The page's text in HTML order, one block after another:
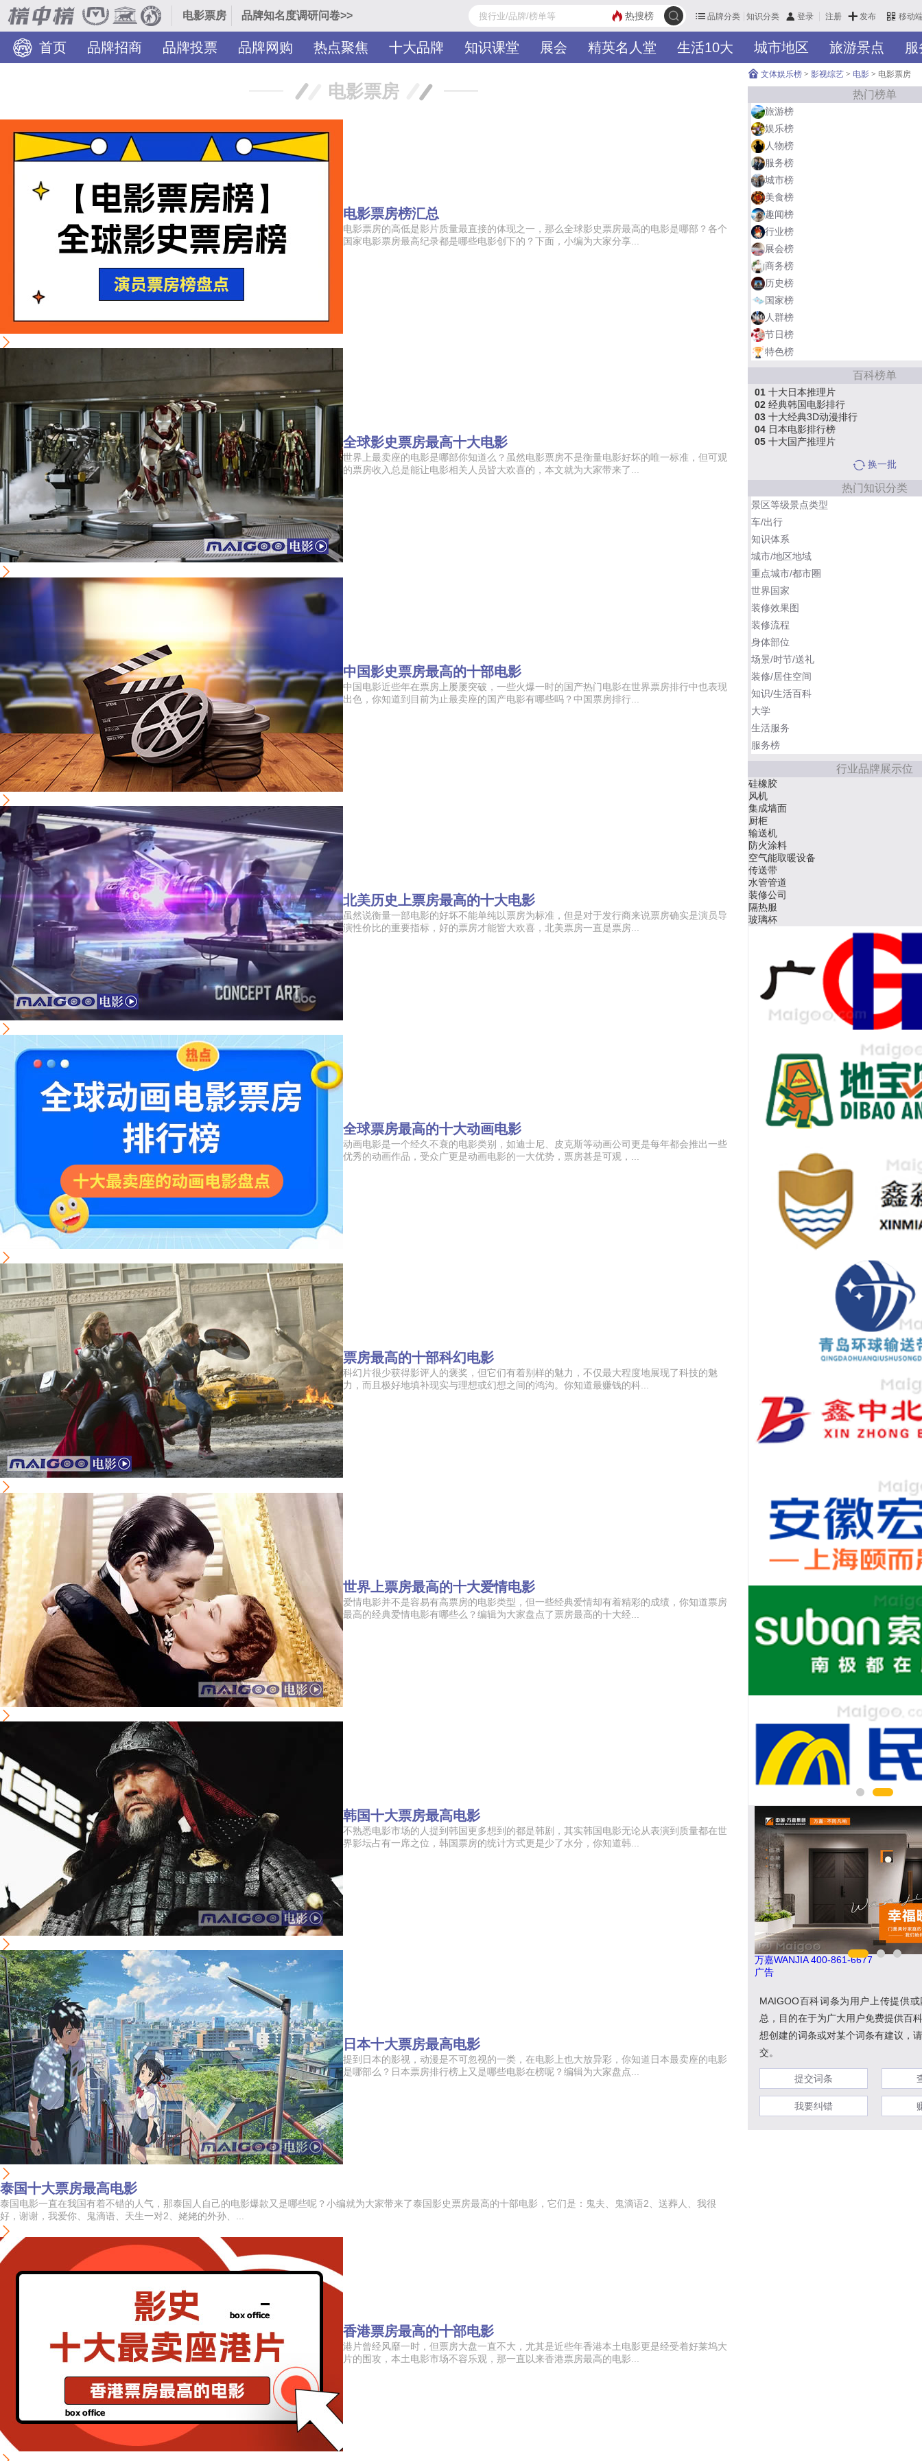
电影票房 品牌知名度调研问卷>> 品牌分类 知识分类 登录 注册 发布 移动
热搜榜
首页 品牌招商 品牌投票 品牌网购 热点聚焦 十大品牌 知识课堂 展会 精英名人堂 生活10大 城市地区 旅游景点
电影票房
电影票房榜汇总
电影票房的高低是影片质量最直接的体现之一，那么全球影史票房最高的电影是哪部？各个
国家电影票房最高纪录都是哪些电影创下的？下面，小编为大家分享...
全球影史票房最高十大电影
世界上最卖座的电影是哪部你知道么？虽然电影票房不是衡量电影好坏的唯一标准，但可观
的票房收入总是能让电影相关人员皆大欢喜的，本文就为大家带来了...
中国影史票房最高的十部电影
中国电影近些年在票房上屡屡突破，一些火爆一时的国产热门电影在世界票房排行中也表现
出色，你知道到目前为止最卖座的国产电影有哪些吗？中国票房排行...
北美历史上票房最高的十大电影
虽然说衡量一部电影的好坏不能单纯以票房为标准，但是对于发行商来说票房确实是演员导
演性价比的重要指标，好的票房才能皆大欢喜，北美票房一直是票房...
全球票房最高的十大动画电影
动画电影是一个经久不衰的电影类别，如迪士尼、皮克斯等动画公司更是每年都会推出一些
优秀的动画作品，受众广更是动画电影的一大优势，票房甚是可观，...
票房最高的十部科幻电影
科幻片很少获得影评人的褒奖，但它们有着别样的魅力，不仅最大程度地展现了科技的魅
力，而且极好地填补现实与理想或幻想之间的鸿沟。你知道最赚钱的科...
世界上票房最高的十大爱情电影
爱情电影并不是容易有高票房的电影类型，但一些经典爱情却有着精彩的成绩，你知道票房
最高的经典爱情电影有哪些么？编辑为大家盘点了票房最高的十大经...
韩国十大票房最高电影
不熟悉电影市场的人提到韩国更多想到的都是韩剧，其实韩国电影无论从表演到质量都在世
界影坛占有一席之位，韩国票房的统计方式更是少了水分，你知道韩...
日本十大票房最高电影
提到日本的影视，动漫是不可忽视的一类，在电影上也大放异彩，你知道日本最卖座的电影
是哪部么？日本票房排行榜上又是哪些电影在榜呢？编辑为大家盘点...
泰国十大票房最高电影
泰国电影一直在我国有着不错的人气，那泰国人自己的电影爆款又是哪些呢？小编就为大家带来了泰国影史票房最高的十部电影，它们是：鬼夫、鬼滴语2、送葬人、我很
好，谢谢，我爱你、鬼滴语、天生一对2、姥姥的外孙、...
香港票房最高的十部电影
港片曾经风靡一时，但票房大盘一直不大，尤其是近些年香港本土电影更是经受着好莱坞大
片的围攻，本土电影市场不容乐观，那一直以来香港票房最高的电影...
文体娱乐榜 > 影视综艺 > 电影 > 电影票房
热门榜单
旅游榜
娱乐榜
人物榜
服务榜
城市榜
美食榜
趣闻榜
行业榜
展会榜
商务榜
历史榜
国家榜
人群榜
节日榜
特色榜
百科榜单
01 十大日本推理片
02 经典韩国电影排行
03 十大经典3D动漫排行
04 日本电影排行榜
05 十大国产推理片
换一批
热门知识分类
景区等级景点类型
车/出行
知识体系
城市/地区地域
重点城市/都市圈
世界国家
装修效果图
装修流程
身体部位
场景/时节/送礼
装修/居住空间
知识/生活百科
大学
生活服务
服务榜
行业品牌展示位
床垫
麻将机
PVC地板
硅橡胶
风机
集成墙面
厨柜
输送机
防火涂料
空气能取暖设备
传送带
水管管道
装修公司
隔热服
玻璃杯
万嘉WANJIA 400-861-6677
广告
MAIGOO百科词条为用户上传提供
总，目的在于为广大用户免费提供百
想创建的词条或对某个词条有建议，
交。
提交词条
我要纠错